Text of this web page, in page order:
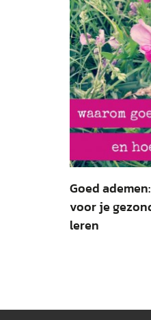
Goed
voor je
leren